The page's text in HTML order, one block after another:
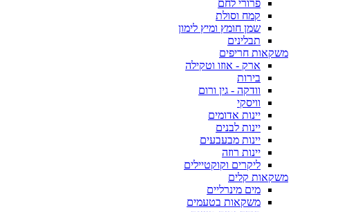
פרורי לחם
קמח וסולת
שמן חומץ ומיץ לימון
תבלינים
משקאות חריפים
ארק - אוזו וטקילה
בירות
וודקה - גין ורום
וויסקי
יינות אדומים
יינות לבנים
יינות מבעבעים
יינות רוזה
ליקרים וקוקטיילים
משקאות קלים
מים מינרליים
משקאות בטעמים